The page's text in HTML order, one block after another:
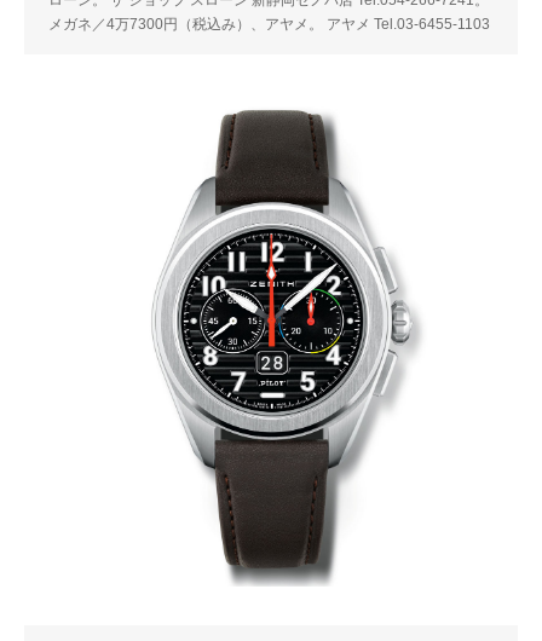
メガネ／4万7300円（税込み）、アヤメ。 アヤメ Tel.03-6455-1103